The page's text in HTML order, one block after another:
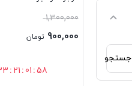
جستجو
1,300,000
900,000 تومان
: 21 :01 :57